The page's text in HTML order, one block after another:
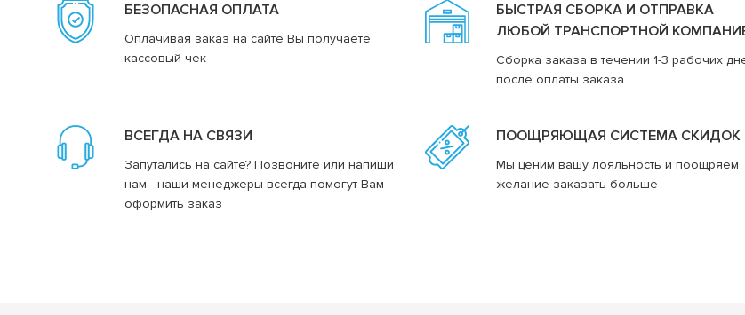
БЕЗОПАСНАЯ ОПЛАТА
Оплачивая заказ на сайте Вы получаете
кассовый чек
БЫСТРАЯ СБОРКА И ОТПРАВКА
ЛЮБОЙ ТРАНСПОРТНОЙ
Сборка заказа в течении 1-3 рабочих
после оплаты заказа
ВСЕГДА НА СВЯЗИ
Запутались на сайте? Позвоните или напиши
нам - наши менеджеры всегда помогут Вам
оформить заказ
ПООЩРЯЮЩАЯ СИСТЕМА СКИДОК
Мы ценим вашу лояльность и поощряем
желание заказать больше